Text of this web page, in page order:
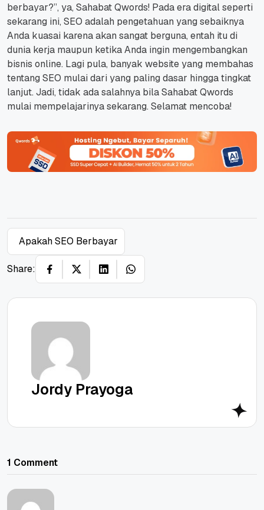
berbayar?”, ya, Sahabat Qwords! Pada era digital seperti
sekarang ini, SEO adalah pengetahuan yang sebaiknya
Anda kuasai karena akan sangat berguna, entah itu di
dunia kerja maupun ketika Anda ingin mengembangkan
bisnis online. Lagi pula, banyak website yang membahas
tentang SEO mulai dari yang paling dasar hingga tingkat
lanjut. Jadi, tidak ada salahnya bila Sahabat Qwords
mulai mempelajarinya sekarang. Selamat mencoba!
Apakah SEO Berbayar
Share:
Jordy Prayoga
1 Comment